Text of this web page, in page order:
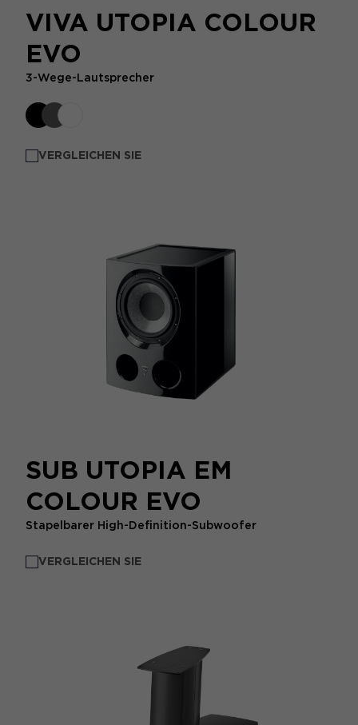
VIVA UTOPIA COLOUR
EVO
3-Wege-Lautsprecher
VERGLEICHEN SIE
SUB UTOPIA EM
COLOUR EVO
Stapelbarer High-Definition-Subwoofer
VERGLEICHEN SIE